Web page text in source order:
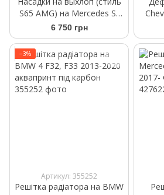
S65 AMG) на Mercedes S-
class W221 2009-2013
6 750 грн
−3%
Артикул: 355252
Решітка радіатора на BMW